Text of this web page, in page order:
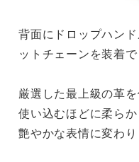
背面にドロップハン
ットチェーンを装着で
厳選した最上級の革
使い込むほどに柔ら
艶やかな表情に変わり